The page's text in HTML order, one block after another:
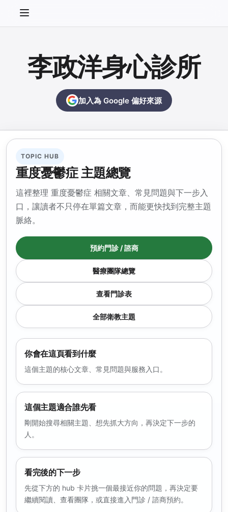
李政洋身心診所
加入為 Google 偏好來源
TOPIC HUB
重度憂鬱症 主題總覽
這裡整理 重度憂鬱症 相關文章、常見問題與下一步入
口，讓讀者不只停在單篇文章，而能更快找到完整主題
脈絡。
預約門診 / 諮商
醫療團隊總覽
查看門診表
全部衛教主題
你會在這頁看到什麼
這個主題的核心文章、常見問題與服務入口。
這個主題適合誰先看
剛開始搜尋相關主題、想先抓大方向，再決定下一步的
人。
看完後的下一步
先從下方的 hub 卡片挑一個最接近你的問題，再決定要
繼續閱讀、查看團隊，或直接進入門診 / 諮商預約。